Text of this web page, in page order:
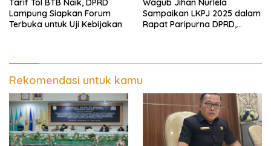
Tarif Tol BTB Naik, DPRD
Lampung Siapkan Forum
Terbuka untuk Uji Kebijakan
Wagub Jihan Nurlela
Sampaikan LKPJ 2025 dalam
Rapat Paripurna DPRD,
Rekomendasi untuk kamu